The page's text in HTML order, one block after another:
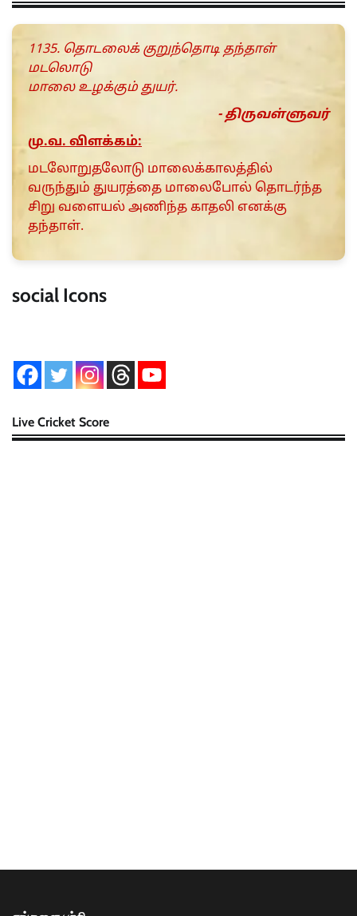
1135. தொடலைக் குறுந்தொடி தந்தாள்
மடலொடு
மாலை உழக்கும் துயர்.
- திருவள்ளுவர்
மு.வ. விளக்கம்:
மடலோறுதலோடு மாலைக்காலத்தில்
வருந்தும் துயரத்தை மாலைபோல் தொடர்ந்த
சிறு வளையல் அணிந்த காதலி எனக்கு
தந்தாள்.
social Icons
Live Cricket Score